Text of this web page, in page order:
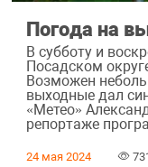
Погода на
В субботу и
Посадском
Возможен
выходные дал
«Метео»
репортаже
24 мая 2024